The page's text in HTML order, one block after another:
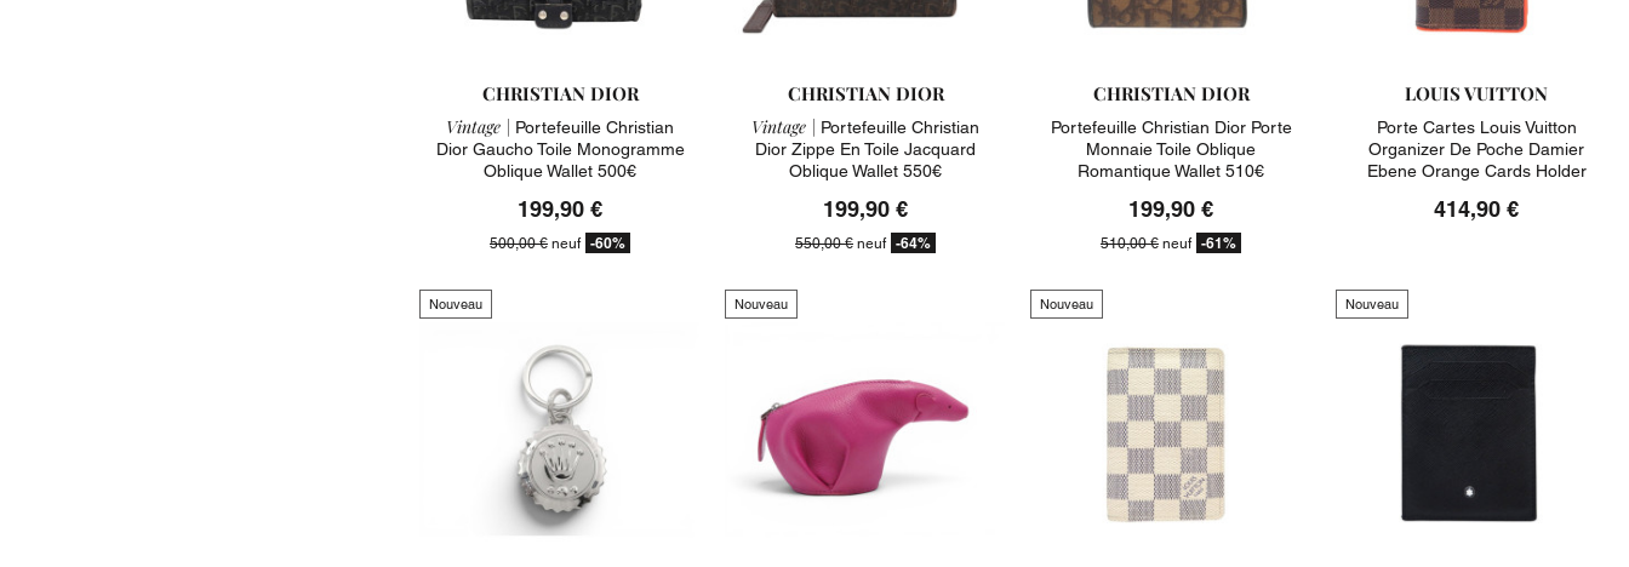
CHRISTIAN DIOR
Vintage | Portefeuille Christian
Dior Gaucho Toile Monogramme
Oblique Wallet 500€
199,90 €
500,00 € neuf -60%
CHRISTIAN DIOR
Vintage | Portefeuille Christian
Dior Zippe En Toile Jacquard
Oblique Wallet 550€
199,90 €
550,00 € neuf -64%
CHRISTIAN DIOR
Portefeuille Christian Dior Porte
Monnaie Toile Oblique
Romantique Wallet 510€
199,90 €
510,00 € neuf -61%
LOUIS VUITTON
Porte Cartes Louis Vuitton
Organizer De Poche Damier
Ebene Orange Cards Holder
414,90 €
Nouveau Nouveau Nouveau Nouveau